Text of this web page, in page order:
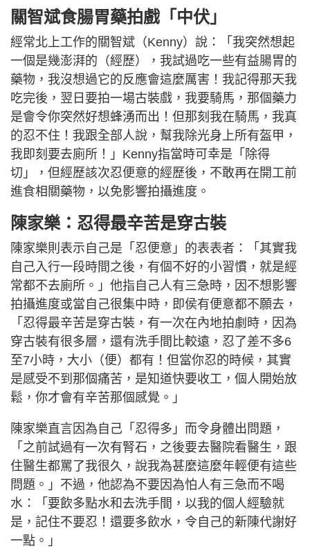
關智斌食腸胃藥拍戲「中伏」
經常北上工作的關智斌（Kenny）說：「我突然想起
一個是幾澎湃的（經歷），我試過吃一些有益腸胃的
藥物，我沒想過它的反應會這麼厲害！我記得那天我
吃完後，翌日要拍一場古裝戲，我要騎馬，那個藥力
是會令你突然好想蜂湧而出！但那刻我在騎馬，我真
的忍不住！我跟全部人說，幫我除光身上所有盔甲，
我即刻要去廁所！」Kenny指當時可幸是「除得
切」，但經歷該次忍便意的經歷後，不敢再在開工前
進食相關藥物，以免影響拍攝進度。
陳家樂：忍得最辛苦是穿古裝
陳家樂則表示自己是「忍便意」的表表者：「其實我
自己入行一段時間之後，有個不好的小習慣，就是經
常都不去廁所。」他指自己人有三急時，因不想影響
拍攝進度或當自己很集中時，即侯有便意都不願去，
「忍得最辛苦是穿古裝，有一次在內地拍劇時，因為
穿古裝有很多層，還有洗手間比較遠，忍了差不多6
至7小時，大小（便）都有！但當你忍的時候，其實
是感受不到那個痛苦，是知道快要收工，個人開始放
鬆，你才會有辛苦那個感覺。」
陳家樂直言因為自己「忍得多」而令身體出問題，
「之前試過有一次有腎石，之後要去醫院看醫生，跟
住醫生都罵了我很久，說我為甚麼這麼年輕便有這些
問題。」不過，他認為不要因為怕人有三急而不喝
水：「要飲多點水和去洗手間，以我的個人經驗就
是，記住不要忍！還要多飲水，令自己的新陳代謝好
一點。」